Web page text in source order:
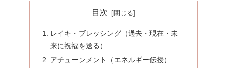
目次
レイキ・ブレッシング（過去・現在・未
来に祝福を送る）
アチューンメント（エネルギー伝授）